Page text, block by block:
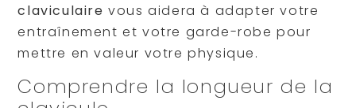
claviculaire vous aidera à adapter votre
entraînement et votre garde-robe pour
mettre en valeur votre physique.
Comprendre la longueur de la